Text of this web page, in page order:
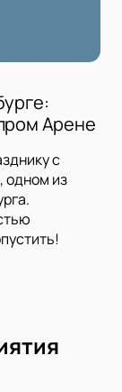
Арене
с
одном из